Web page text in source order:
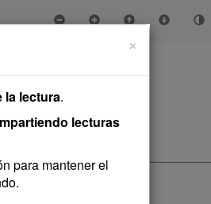
×
la lectura.
lecturas
para mantener el